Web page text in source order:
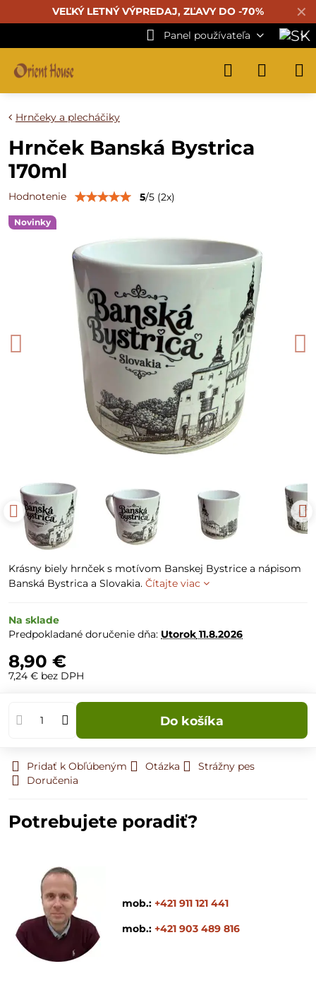
✕
VEĽKÝ LETNÝ VÝPREDAJ, ZĽAVY DO -70%
Panel používateľa
Novinky
Hrnčeky a plecháčiky
Hrnček Banská Bystrica
170ml
Hodnotenie 5/5 (2x)
Krásny biely hrnček s motívom Banskej Bystrice a nápisom
Banská Bystrica a Slovakia. Čítajte viac
Na sklade
Predpokladané doručenie dňa: Utorok 11.8.2026
8,90 €
7,24 € bez DPH
Do košíka
Pridať k Obľúbeným Otázka
Strážny pes
Doručenia
Potrebujete poradiť?
mob.: +421 911 121 441
mob.: +421 903 489 816